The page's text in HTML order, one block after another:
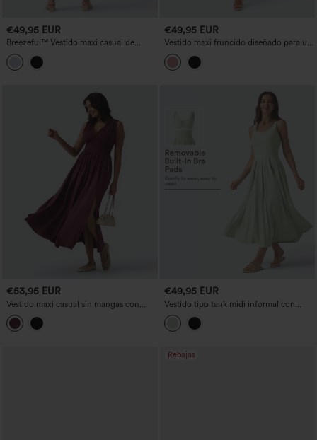
€49,95 EUR
Breezeful™ Vestido maxi casual de
secado rápido con bolsillos
€49,95 EUR
Vestido maxi fruncido diseñado para un
profundo escote en V y mangas cortas,
de material con apariencia de lino y con
bolsillos.
€53,95 EUR
Vestido maxi casual sin mangas con
escote en V y corte fluido
€49,95 EUR
Vestido tipo tank midi informal con
escote en U, sujetador incorporado,
corte fluido y bolsillos
Rebajas